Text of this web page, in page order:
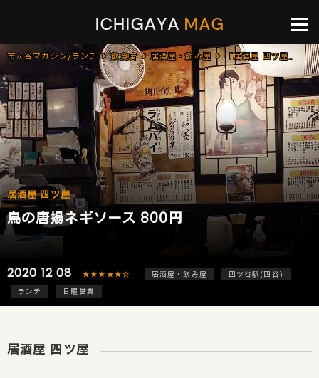
市ヶ谷マガジン/ランチ 飲食店 居酒屋・飲み屋 「居酒屋 四ツ屋」で「鳥の唐揚ネギソース(800円)」のランチ[四ツ谷]
居酒屋 四ツ屋
鳥の唐揚ネギソース 800円
2020 12 08 ★★★★★☆ 居酒屋・飲み屋
四ツ谷駅(四谷)
ランチ
日曜営業
居酒屋 四ツ屋